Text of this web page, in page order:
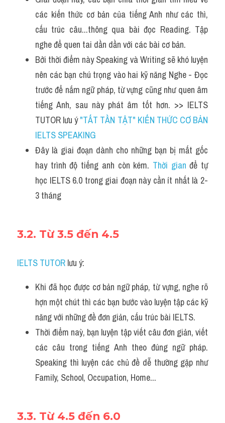
các kiến thức cơ bản của tiếng Anh như các thì,
cấu trúc câu...thông qua bài đọc Reading. Tập
nghe để quen tai dần dần với các bài cơ bản.
Bởi thời điểm này Speaking và Writing sẽ khó luyện
nên các bạn chú trọng vào hai kỹ năng Nghe - Đọc
trước để nắm ngữ pháp, từ vựng cũng như quen âm
tiếng Anh, sau này phát âm tốt hơn. >> IELTS
TUTOR lưu ý "TẤT TẦN TẬT" KIẾN THỨC CƠ BẢN
IELTS SPEAKING
Đây là giai đoạn dành cho những bạn bị mất gốc
hay trình độ tiếng anh còn kém. Thời gian để tự
học IELTS 6.0 trong giai đoạn này cần ít nhất là 2-
3 tháng
3.2. Từ 3.5 đến 4.5
IELTS TUTOR lưu ý:
Khi đã học được cơ bản ngữ pháp, từ vựng, nghe rõ
hợn một chút thì các bạn bước vào luyện tập các kỹ
năng với những đề đơn giản, cấu trúc bài IELTS.
Thời điểm naỳ, bạn luyện tập viết câu đơn giản, viết
các câu trong tiếng Anh theo đúng ngữ pháp.
Speaking thì luyện các chủ đề dễ thường gặp như
Family, School, Occupation, Home...
3.3. Từ 4.5 đến 6.0